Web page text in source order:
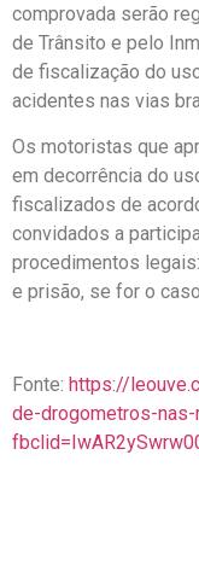
comprovada serão
de Trânsito e pelo
de fiscalização do
acidentes nas vias
Os motoristas que
em decorrência do
fiscalizados de
convidados a
procedimentos
e prisão, se for o
Fonte: https://
de-drogometros-